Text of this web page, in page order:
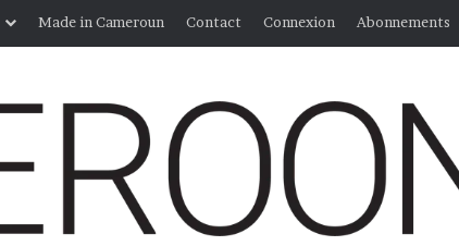
Made in Cameroun Contact Connexion Abonnements